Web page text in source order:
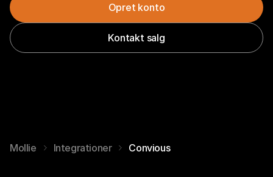
Opret konto
Kontakt salg
Mollie Integrationer Convious